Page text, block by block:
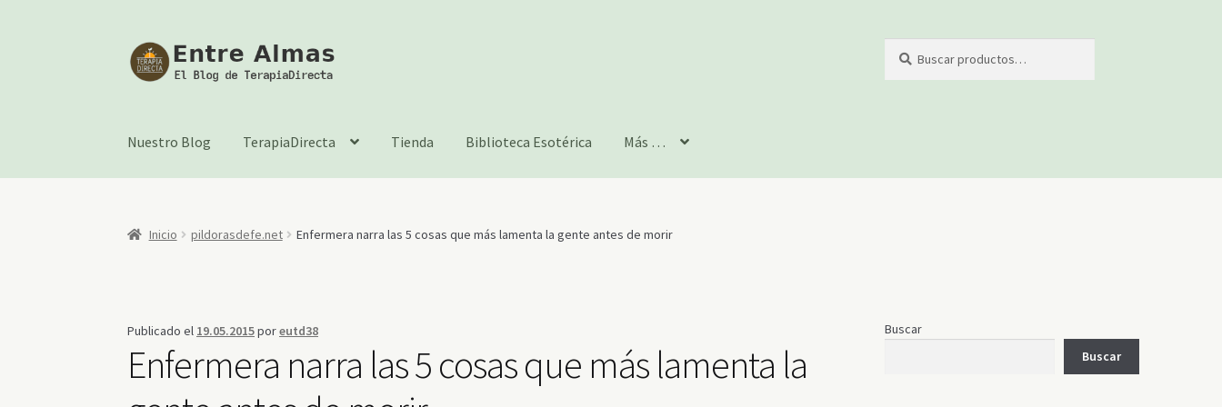
Ir
a
Ir
al
por:
Nuestro Blog TerapiaDirecta Tienda Biblioteca Esotérica Más …
Inicio pildorasdefe.net Enfermera narra las 5 cosas que más lamenta la gente antes de morir
Publicado el 19.05.2015poreutd38
Enfermera narra las 5 cosas que más lamenta la
Buscar
Buscar